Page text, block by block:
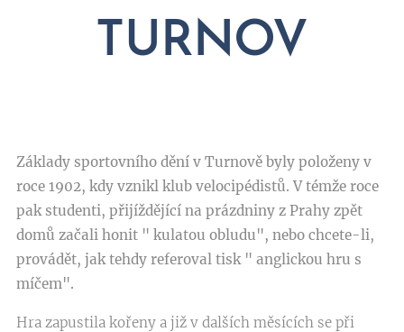
TURNOV
Základy sportovního dění v Turnově byly položeny v
roce 1902, kdy vznikl klub velocipédistů. V témže roce
pak studenti, přijíždějící na prázdniny z Prahy zpět
domů začali honit " kulatou obludu", nebo chcete-li,
provádět, jak tehdy referoval tisk " anglickou hru s
míčem".
Hra zapustila kořeny a již v dalších měsících se při